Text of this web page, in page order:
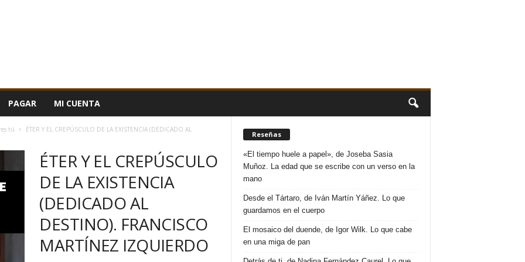
PAGAR MI CUENTA
tú
ÉTER Y EL CREPÚSCULO DE LA EXISTENCIA (DEDICADO AL
ÉTER Y EL CREPÚSCULO
DE LA EXISTENCIA
(DEDICADO AL
DESTINO). FRANCISCO
MARTÍNEZ IZQUIERDO
Reseñas
«El tiempo huele a papel», de Joseba Sasia
Muñoz. La edad que se escribe con un verso en la
mano
Desde el Tártaro, de Iván Martín Yáñez. Lo que
guardamos en el cuerpo
El mosaico del duende, de Igor Wilk. Lo que cabe
en una miga de pan